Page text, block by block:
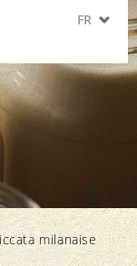
FR
ES
milanaise